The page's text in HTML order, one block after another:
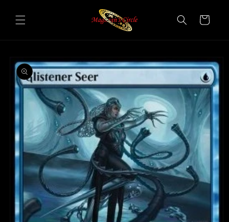
ai contenuti
Carrello
informazioni
sul prodotto